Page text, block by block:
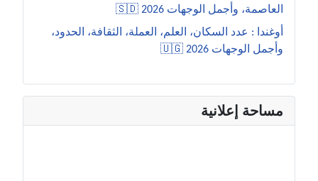
العاصمة، وأجمل الوجهات 2026 🇸🇩
أوغندا : عدد السكان، العلم، العملة، الثقافة، الحدود،
وأجمل الوجهات 2026 🇺🇬
مساحة إعلانية